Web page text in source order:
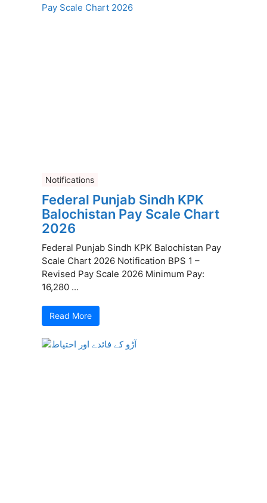
Notifications
Federal Punjab Sindh KPK
Balochistan Pay Scale Chart
2026
Federal Punjab Sindh KPK Balochistan Pay
Scale Chart 2026 Notification BPS 1 –
Revised Pay Scale 2026 Minimum Pay:
16,280 ...
Read More